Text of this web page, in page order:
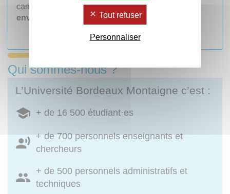
candidatures (CV et lettre de motivation) sont
envoyer au plus tard
le 28 juillet 2026.
Postuler
Qui sommes-nous ?
L’Université Bordeaux Montaigne c’est :
+ de 16 500 étudiant·es
+ de 700 personnels enseignants et
chercheurs
+ de 500 personnels administratifs et
techniques
Tout refuser
Personnaliser